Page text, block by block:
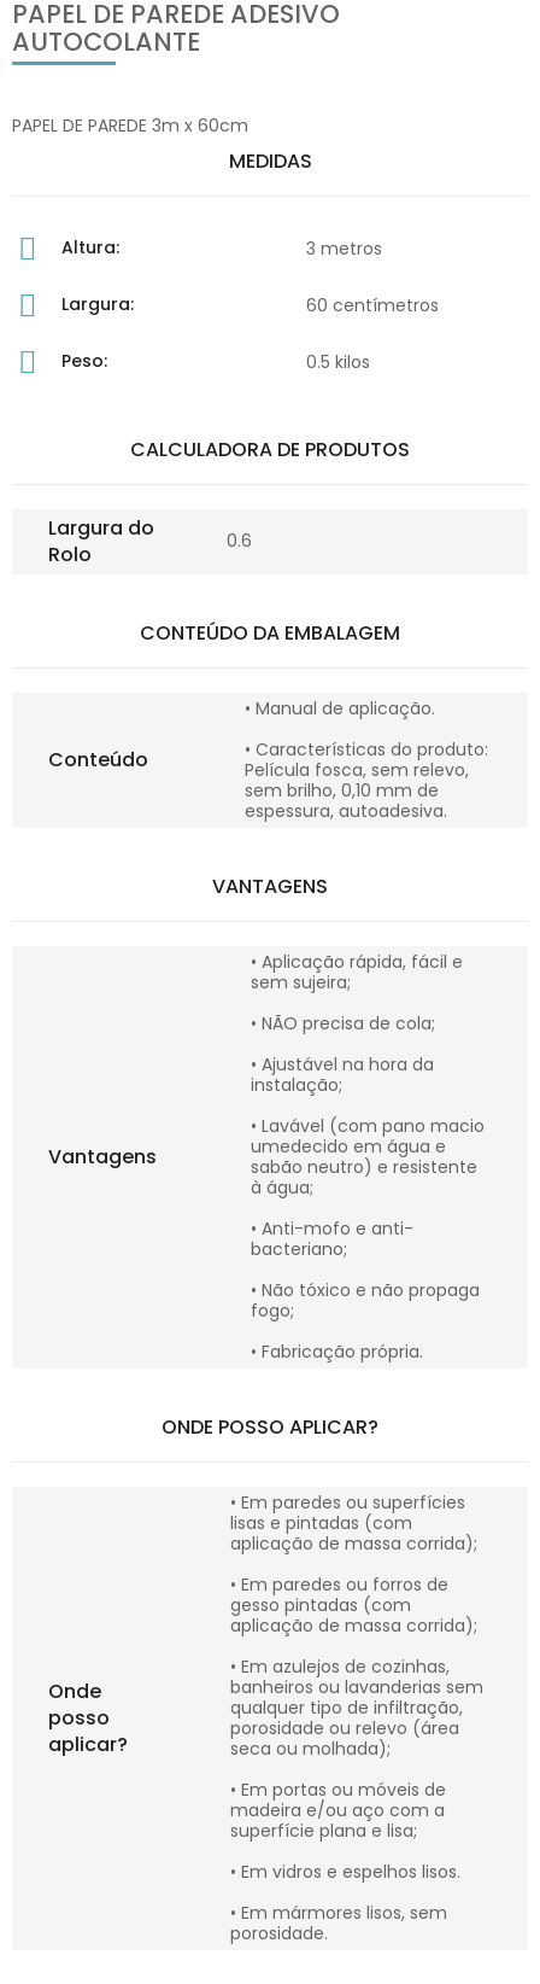
PAPEL DE PAREDE ADESIVO
AUTOCOLANTE
PAPEL DE PAREDE 3m x 60cm
MEDIDAS
Altura: 3 metros
Largura: 60 centímetros
Peso: 0.5 kilos
CALCULADORA DE PRODUTOS
Largura do
Rolo
0.6
CONTEÚDO DA EMBALAGEM
Conteúdo
• Manual de aplicação.
• Características do produto:
Película fosca, sem relevo,
sem brilho, 0,10 mm de
espessura, autoadesiva.
VANTAGENS
Vantagens
• Aplicação rápida, fácil e
sem sujeira;
• NÃO precisa de cola;
• Ajustável na hora da
instalação;
• Lavável (com pano macio
umedecido em água e
sabão neutro) e resistente
à água;
• Anti-mofo e anti-
bacteriano;
• Não tóxico e não propaga
fogo;
• Fabricação própria.
ONDE POSSO APLICAR?
Onde
posso
aplicar?
• Em paredes ou superfícies
lisas e pintadas (com
aplicação de massa corrida);
• Em paredes ou forros de
gesso pintadas (com
aplicação de massa corrida);
• Em azulejos de cozinhas,
banheiros ou lavanderias sem
qualquer tipo de infiltração,
porosidade ou relevo (área
seca ou molhada);
• Em portas ou móveis de
madeira e/ou aço com a
superfície plana e lisa;
• Em vidros e espelhos lisos.
• Em mármores lisos, sem
porosidade.